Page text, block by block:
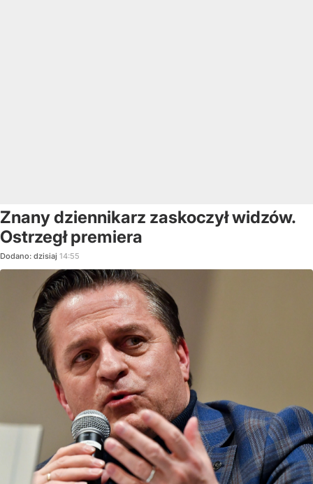
Znany dziennikarz zaskoczył widzów.
Ostrzegł premiera
Dodano: dzisiaj 14:55